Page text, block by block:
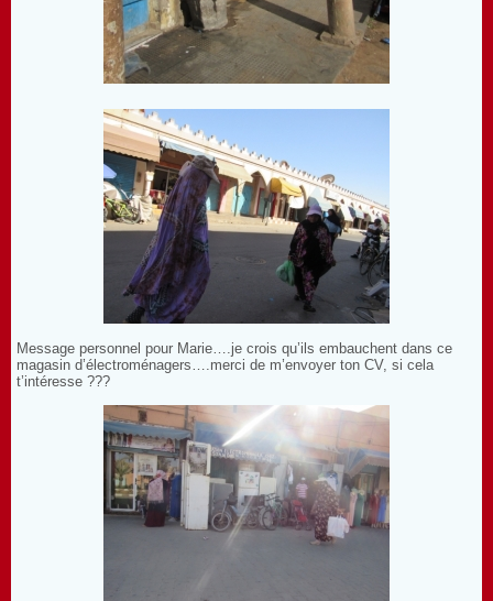
Message personnel pour Marie….je crois qu’ils embauchent dans ce
magasin d’électroménagers….merci de m’envoyer ton CV, si cela
t’intéresse ???